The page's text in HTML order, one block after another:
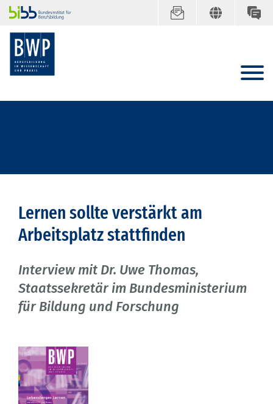
Lernen sollte verstärkt am
Arbeitsplatz stattfinden
Interview mit Dr. Uwe Thomas,
Staatssekretär im Bundesministerium
für Bildung und Forschung